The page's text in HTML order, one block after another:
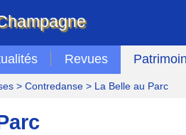
Revues
> Contredanse> La Belle au Parc